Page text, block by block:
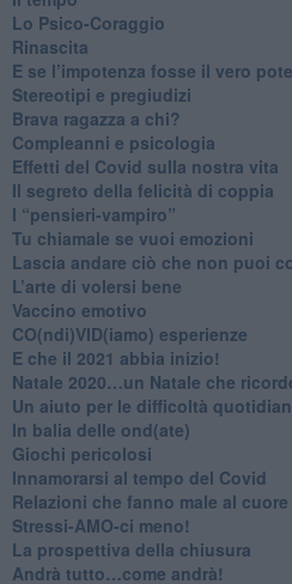
​Lo Psico-Coraggio
Rinascita
​E se l’impotenza fosse il vero
Stereotipi e pregiudizi
​Brava ragazza a chi?
​Compleanni e psicologia
Effetti del Covid sulla nostra vita
Il segreto della felicità di coppia
​I “pensieri-vampiro”
​Tu chiamale se vuoi emozioni
​Lascia andare ciò che non puoi
L’arte di volersi bene
​Vaccino emotivo
CO(ndi)VID(iamo) esperienze
​E che il 2021 abbia inizio!
​Natale 2020…un Natale che
Un aiuto per le difficoltà
​In balia delle ond(ate)
Giochi pericolosi
Innamorarsi al tempo del Covid
​Relazioni che fanno male al cuore
​Stressi-AMO-ci meno!
​La prospettiva della chiusura
​Andrà tutto…come andrà!